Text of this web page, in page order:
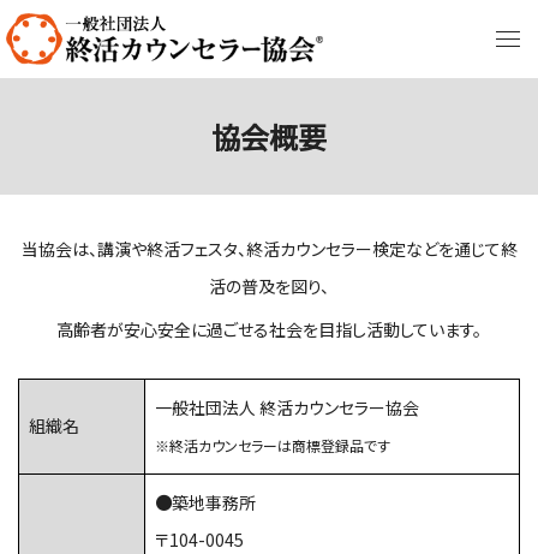
協会概要
当協会は、講演や終活フェスタ、終活カウンセラー検定などを通じて終
活の普及を図り、
高齢者が安心安全に過ごせる社会を目指し活動しています。
組織名
一般社団法人 終活カウンセラー協会
※終活カウンセラーは商標登録品です
●築地事務所
〒104-0045